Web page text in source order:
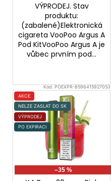
VÝPRODEJ. Stav
produktu:
(zabalené)Elektronická
cigareta VooPoo Argus A
Pod KitVooPoo Argus A je
vůbec prvním pod...
Kód:POEXPR-8596415927053
AKCE
NELZE ZASLAT DO SK
VÝPRODEJ
PO EXPIRACI
–35 %